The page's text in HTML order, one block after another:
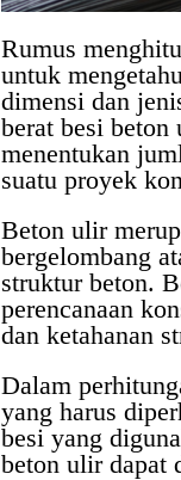
Rumus
untuk
dimensi dan
berat besi beton
menentukan
suatu proyek
Beton ulir
bergelombang
struktur beton.
perencanaan
dan ketahanan
Dalam
yang harus
besi yang
beton ulir dapat